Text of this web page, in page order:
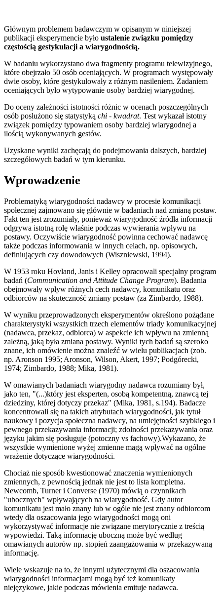
Głównym problemem badawczym w opisanym w niniejszej
publikacji eksperymencie było ustalenie związku pomiędzy
częstością gestykulacji a wiarygodnością.
W badaniu wykorzystano dwa fragmenty programu telewizyjnego,
które obejrzało 50 osób oceniających. W programach występowały
dwie osoby, które gestykulowały z różnym nasileniem. Zadaniem
oceniających było wytypowanie osoby bardziej wiarygodnej.
Do oceny zależności istotności różnic w ocenach poszczególnych
osób posłużono się statystyką chi - kwadrat. Test wykazał istotny
związek pomiędzy typowaniem osoby bardziej wiarygodnej a
ilością wykonywanych gestów.
Uzyskane wyniki zachęcają do podejmowania dalszych, bardziej
szczegółowych badań w tym kierunku.
Wprowadzenie
Problematyką wiarygodności nadawcy w procesie komunikacji
społecznej zajmowano się głównie w badaniach nad zmianą postaw.
Fakt ten jest zrozumiały, ponieważ wiarygodność źródła informacji
odgrywa istotną rolę właśnie podczas wywierania wpływu na
postawy. Oczywiście wiarygodność powinna cechować nadawcę
także podczas informowania w innych celach, np. opisowych,
definiujących czy dowodowych (Wiszniewski, 1994).
W 1953 roku Hovland, Janis i Kelley opracowali specjalny program
badań (Communication and Attitude Change Program). Badania
obejmowały wpływ różnych cech nadawcy, komunikatu oraz
odbiorców na skuteczność zmiany postaw (za Zimbardo, 1988).
W wyniku przeprowadzonych eksperymentów określono pożądane
charakterystyki wszystkich trzech elementów triady komunikacyjnej
(nadawca, przekaz, odbiorca) w aspekcie ich wpływu na zmienną
zależną, jaką była zmiana postawy. Wyniki tych badań są szeroko
znane, ich omówienie można znaleźć w wielu publikacjach (zob.
np. Aronson 1995; Aronson, Wilson, Akert, 1997; Podgórecki,
1974; Zimbardo, 1988; Mika, 1981).
W omawianych badaniach wiarygodny nadawca rozumiany był,
jako ten, "(...)który jest eksperten, osobą kompetentną, znawcą tej
dziedziny, której dotyczy przekaz" (Mika, 1981, s.194). Badacze
koncentrowali się na takich atrybutach wiarygodności, jak tytuł
naukowy i pozycja społeczna nadawcy, na umiejętności szybkiego i
pewnego przekazywania informacji; zdolności przekazywania oraz
języku jakim się posługuje (potoczny vs fachowy).Wykazano, że
wszystkie wymienione wyżej zmienne magą wpływać na ogólne
wrażenie dotyczące wiarygodności.
Chociaż nie sposób kwestionować znaczenia wymienionych
zmiennych, z pewnością jednak nie jest to lista kompletna.
Newcomb, Turner i Converse (1970) mówią o czynnikach
"ubocznych" wpływających na wiarygodność. Gdy autor
komunikatu jest mało znany lub w ogóle nie jest znany odbiorcom
wtedy dla oszacowania jego wiarygodności mogą oni
wykorzystywać informacje nie związane merytorycznie z treścią
wypowiedzi. Taką informację uboczną może być według
omawianych autorów np. stopień zaangażowania w przekazywaną
informację.
Wiele wskazuje na to, że innymi użytecznymi dla oszacowania
wiarygodności informacjami mogą być też komunikaty
niejęzykowe, jakie podczas mówienia emituje nadawca.